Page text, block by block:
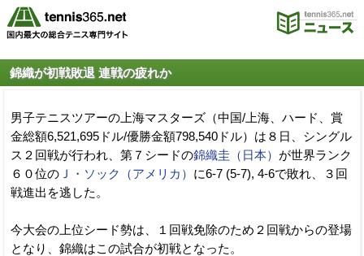
錦織が初戦敗退 連戦の疲れか
男子テニスツアーの上海マスターズ（中国/上海、ハード、賞
金総額6,521,695ドル/優勝金額798,540ドル）は８日、シングル
ス２回戦が行われ、第７シードの錦織圭（日本） が世界ランク
６０位の Ｊ・ソック（アメリカ） に6-7 (5-7), 4-6で敗れ、３回
戦進出を逃した。
今大会の上位シード勢は、１回戦免除のため２回戦からの登場
となり、錦織はこの試合が初戦となった。